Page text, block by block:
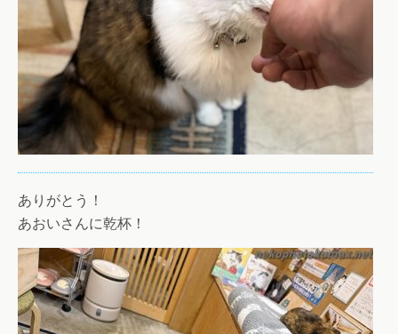
ありがとう！
あおいさんに乾杯！